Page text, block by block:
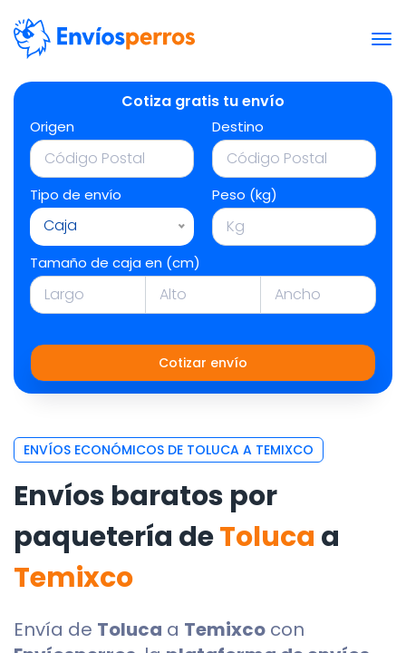
Cotiza gratis tu envío
Origen Destino
Tipo de envío
Caja
Peso (kg)
Tamaño de caja en (cm)
Cotizar envío
ENVÍOS ECONÓMICOS DE TOLUCA A TEMIXCO
Envíos baratos por
paquetería deToluca a
Temixco
Envía de Toluca a Temixco con